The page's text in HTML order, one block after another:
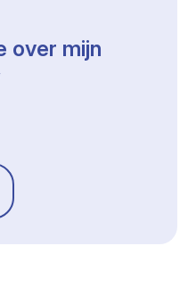
over mijn